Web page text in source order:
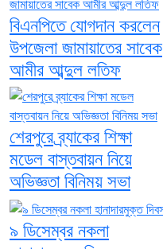
বিএনপিতে যোগদান করলেন
উপজেলা জামায়াতের সাবেক
আমীর আব্দুল লতিফ
শেরপুরে ব্র্যাকের শিক্ষা
মডেল বাস্তবায়ন নিয়ে
অভিজ্ঞতা বিনিময় সভা
৯ ডিসেম্বর নকলা